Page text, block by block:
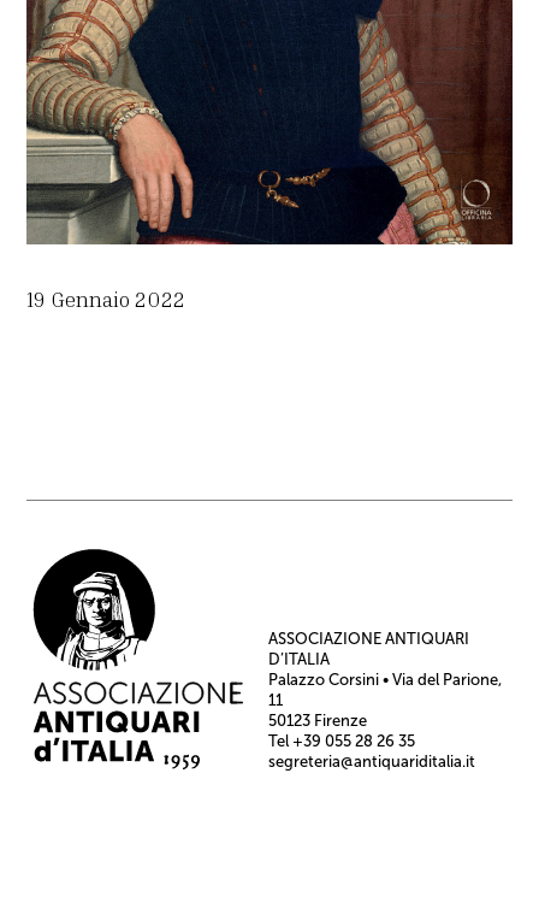
19 Gennaio 2022
ASSOCIAZIONE ANTIQUARI
D’ITALIA
Palazzo Corsini • Via del Parione,
11
50123 Firenze
Tel +39 055 28 26 35
segreteria@antiquariditalia.it